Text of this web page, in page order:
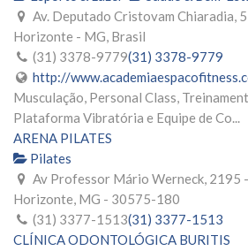
Av. Deputado Cristovam Chiaradia,
Horizonte - MG, Brasil
(31) 3378-9779(31) 3378-9779
http://
Musculação, Personal Class,
Plataforma Vibratória e Equipe de Co...
ARENA PILATES
Pilates
Av Professor Mário Werneck, 2195
Horizonte, MG - 30575-180
(31) 3377-1513(31) 3377-1513
CLÍNICA ODONTOLÓGICA BURITIS